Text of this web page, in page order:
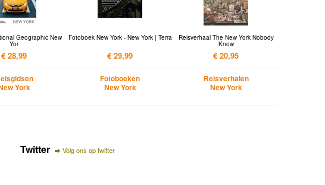
Geographic New
Yor
€ 28,99
York
Fotoboek New York - New York | Terra
€ 29,99
Fotoboeken
New York
Reisverhaal The New York Nobody
Know
€ 20,95
Reisverhalen
New York
Twitter Volg ons op twitter